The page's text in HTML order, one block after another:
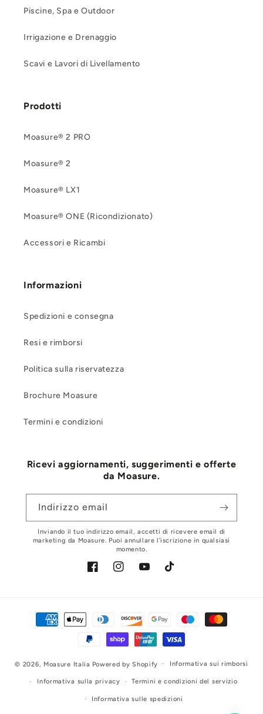
Piscine, Spa e Outdoor
Irrigazione e Drenaggio
Scavi e Lavori di Livellamento
Prodotti
Moasure® 2 PRO
Moasure® 2
Moasure® LX1
Moasure® ONE (Ricondizionato)
Accessori e Ricambi
Informazioni
Spedizioni e consegna
Resi e rimborsi
Politica sulla riservatezza
Brochure Moasure
Termini e condizioni
Ricevi aggiornamenti, suggerimenti e offerte
da Moasure.
Indirizzo email
Inviando il tuo indirizzo email, accetti di ricevere email di
marketing da Moasure. Puoi annullare l’iscrizione in qualsiasi
momento.
FacebookInstagramYouTubeTikTok
Metodi
© 2026, Moasure Italia Powered by Shopify Informativa sui rimborsi
Informativa sulla privacy Termini e condizioni del servizio
Informativa sulle spedizioni